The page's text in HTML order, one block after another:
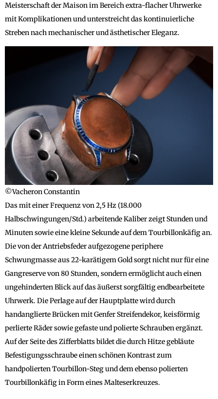
Meisterschaft der Maison im Bereich extra-flacher Uhrwerke
mit Komplikationen und unterstreicht das kontinuierliche
Streben nach mechanischer und ästhetischer Eleganz.
©Vacheron Constantin
Das mit einer Frequenz von 2,5 Hz (18.000
Halbschwingungen/Std.) arbeitende Kaliber zeigt Stunden und
Minuten sowie eine kleine Sekunde auf dem Tourbillonkäfig an.
Die von der Antriebsfeder aufgezogene periphere
Schwungmasse aus 22-karätigem Gold sorgt nicht nur für eine
Gangreserve von 80 Stunden, sondern ermöglicht auch einen
ungehinderten Blick auf das äußerst sorgfältig endbearbeitete
Uhrwerk. Die Perlage auf der Hauptplatte wird durch
handanglierte Brücken mit Genfer Streifendekor, keisförmig
perlierte Räder sowie gefaste und polierte Schrauben ergänzt.
Auf der Seite des Zifferblatts bildet die durch Hitze gebläute
Befestigungsschraube einen schönen Kontrast zum
handpolierten Tourbillon-Steg und dem ebenso polierten
Tourbillonkäfig in Form eines Malteserkreuzes.